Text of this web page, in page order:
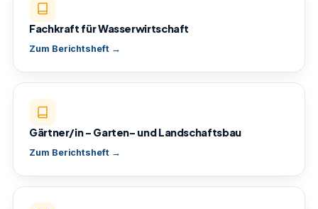
Fachkraft für Wasserwirtschaft
Zum Berichtsheft →
Gärtner/in – Garten- und Landschaftsbau
Zum Berichtsheft →